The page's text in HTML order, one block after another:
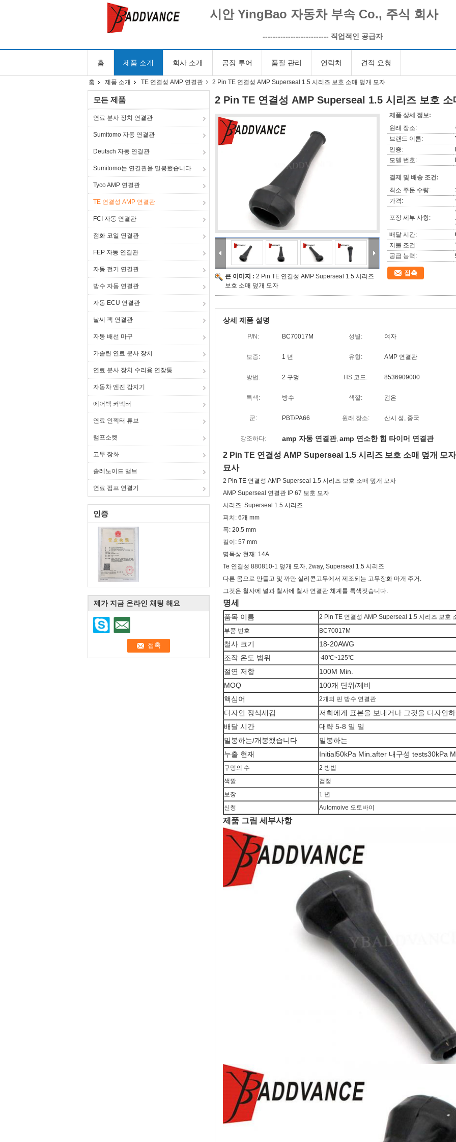
시안 YingBao 자동차 부속 Co., 주식 회사
-------------------------- 직업적인 공급자
홈 제품 소개 회사 소개 공장 투어 품질 관리 연락처 견적 요청
홈 제품 소개 TE 연결성 AMP 연결관 2 Pin TE 연결성 AMP Superseal 1.5 시리즈 보호 소매 덮개 모자
모든 제품
연료 분사 장치 연결관
Sumitomo 자동 연결관
Deutsch 자동 연결관
Sumitomo는 연결관을 밀봉했습니다
Tyco AMP 연결관
TE 연결성 AMP 연결관
FCI 자동 연결관
점화 코일 연결관
FEP 자동 연결관
자동 전기 연결관
방수 자동 연결관
자동 ECU 연결관
날씨 팩 연결관
자동 배선 마구
가솔린 연료 분사 장치
연료 분사 장치 수리용 연장통
자동차 엔진 감지기
에어백 커넥터
연료 인젝터 튜브
램프소켓
고무 장화
솔레노이드 밸브
연료 펌프 연결기
인증
제가 지금 온라인 채팅 해요
2 Pin TE 연결성 AMP Superseal 1.5 시리즈 보호 소
큰 이미지 : 2 Pin TE 연결성 AMP Superseal 1.5 시리즈
보호 소매 덮개 모자
제품 상세 정보:
원래 장소:
브랜드 이름:
인증:
모델 번호:
결제 및 배송 조건:
최소 주문 수량:
가격:
포장 세부 사항:
배달 시간:
지불 조건:
공급 능력:
접촉
상세 제품 설명
P/N: BC70017M 성별: 여자
보증: 1 년 유형: AMP 연결관
방법: 2 구멍 HS 코드: 8536909000
특색: 방수 색깔: 검은
군: PBT/PA66 원래 장소: 산시 성, 중국
강조하다: amp 자동 연결관, amp 연소한 힘 타이머 연결관
2 Pin TE 연결성 AMP Superseal 1.5 시리즈 보호 소매 덮개 모자
묘사
2 Pin TE 연결성 AMP Superseal 1.5 시리즈 보호 소매 덮개 모자
AMP Superseal 연결관 IP 67 보호 모자
시리즈: Superseal 1.5 시리즈
피치: 6개 mm
폭: 20.5 mm
길이: 57 mm
명목상 현재: 14A
Te 연결성 880810-1 덮개 모자, 2way, Superseal 1.5 시리즈
다른 몸으로 만들고 및 까만 실리콘고무에서 제조되는 고무장화 마개 주거.
그것은 철사에 널과 철사에 철사 연결관 체계를 특색짓습니다.
명세
품목 이름
2 Pin TE 연결성 AMP Superseal 1.5 시리즈 보호
부품 번호
BC70017M
철사 크기
18-20AWG
조작 온도 범위
-40℃~125℃
절연 저항
100M Min.
MOQ
100개 단위/제비
핵심어
2개의 핀 방수 연결관
디자인 장식새김
저희에게 표본을 보내거나 그것을 디자인
배달 시간
대략 5-8 일 일
밀봉하는/개봉했습니다
밀봉하는
누출 현재
Initial50kPa Min.after 내구성 tests30kPa
구멍의 수
2 방법
색깔
검정
보장
1 년
신청
Automoive 오토바이
제품 그림 세부사항